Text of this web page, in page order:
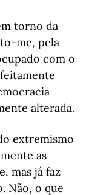
torno da
me, pela
com o
alterada.
extremismo
as
mas já faz
Não, o que